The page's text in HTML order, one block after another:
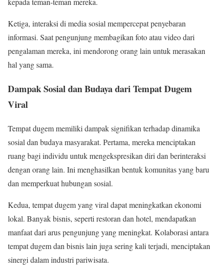
Ketiga, interaksi di media sosial mempercepat penyebaran
informasi. Saat pengunjung membagikan foto atau video dari
pengalaman mereka, ini mendorong orang lain untuk merasakan
hal yang sama.
Dampak Sosial dan Budaya dari Tempat Dugem
Viral
Tempat dugem memiliki dampak signifikan terhadap dinamika
sosial dan budaya masyarakat. Pertama, mereka menciptakan
ruang bagi individu untuk mengekspresikan diri dan berinteraksi
dengan orang lain. Ini menghasilkan bentuk komunitas yang baru
dan memperkuat hubungan sosial.
Kedua, tempat dugem yang viral dapat meningkatkan ekonomi
lokal. Banyak bisnis, seperti restoran dan hotel, mendapatkan
manfaat dari arus pengunjung yang meningkat. Kolaborasi antara
tempat dugem dan bisnis lain juga sering kali terjadi, menciptakan
sinergi dalam industri pariwisata.